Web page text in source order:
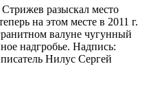
разыскал место
на этом месте в 2011 г.
валуне чугунный
надгробье. Надпись:
Нилус Сергей